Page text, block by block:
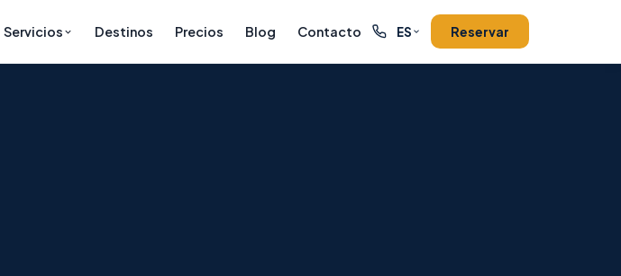
Servicios Destinos Precios Blog Contacto ES Reservar